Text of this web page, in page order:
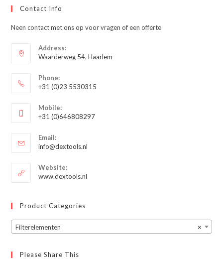
Contact Info
Neen contact met ons op voor vragen of een offerte
Address:
Waarderweg 54, Haarlem
Phone:
+31 (0)23 5530315
in
je
toepassing
Mobile:
+31 (0)646808297
in
je
toepassing
Email:
info@dextools.nl
Website:
www.dextools.nl
Product Categories
×
Filterelementen
Please Share This